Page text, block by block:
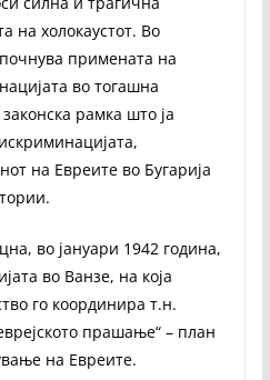
на холокаустот. Во
примената на
во тогашна
рамка што ја
на Евреите во Бугарија
во јануари 1942 година,
во Ванзе, на која
го координира т.н.
прашање“ – план
на Евреите.